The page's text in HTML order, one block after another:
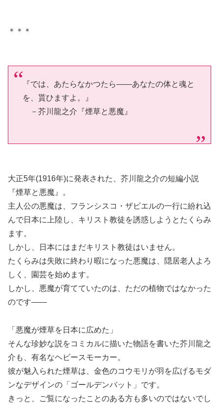
＊＊＊
『では、あたらなかつたら――あなたの体と魂と
を、貰ひますよ。』
－芥川龍之介『煙草と悪魔』
大正5年(1916年)に発表された、芥川龍之介の短編小説
『煙草と悪魔』。
主人公の悪魔は、フランシスコ・ザビエルの一行に紛れ込
んで日本に上陸し、キリスト教徒を誘惑しようとたくらみ
ます。
しかし、日本にはまだキリスト教徒はいません。
たくらみは失敗に終わり暇になった悪魔は、隠居老人よろ
しく、園芸を始めます。
しかし、悪魔が育てていたのは、ただの植物ではなかった
のです――
「悪魔が煙草を日本に広めた」
そんな珍妙な説をコミカルに描いた物語を書いた芥川龍之
介も、有名なヘビースモーカー。
彼が魅入られた煙草は、金色のコウモリが羽を広げるモダ
ンなデザインの「ゴールデンバット」です。
きっと、ご覧になったことのある方も多いのではないでし